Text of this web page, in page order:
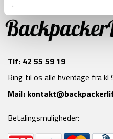
Tlf: 42 55 59 19
Ring til os alle hverdage fra kl
Mail:
Betalingsmuligheder: